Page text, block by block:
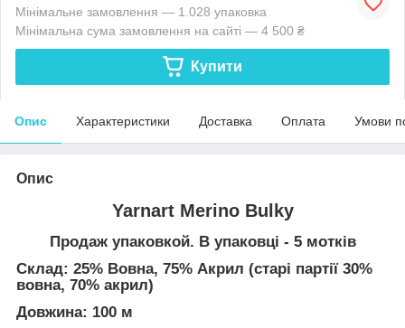
Мінімальне замовлення — 1.028 упаковка
Мінімальна сума замовлення на сайті — 4 500 ₴
Купити
Опис Характеристики Доставка Оплата Умови
Опис
Yarnart Merino Bulky
Продаж упаковкой. В упаковці - 5 мотків
Склад: 25% Вовна, 75% Акрил (старі партії 30%
вовна, 70% акрил)
Довжина: 100 м